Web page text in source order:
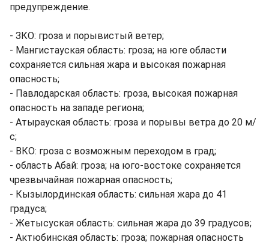
предупреждение.
- ЗКО: гроза и порывистый ветер;
- Мангистауская область: гроза; на юге области
сохраняется сильная жара и высокая пожарная
опасность;
- Павлодарская область: гроза, высокая пожарная
опасность на западе региона;
- Атырауская область: гроза и порывы ветра до 20 м/
с;
- ВКО: гроза с возможным переходом в град;
- область Абай: гроза; на юго-востоке сохраняется
чрезвычайная пожарная опасность;
- Кызылординская область: сильная жара до 41
градуса;
- Жетысуская область: сильная жара до 39 градусов;
- Актюбинская область: гроза; пожарная опасность